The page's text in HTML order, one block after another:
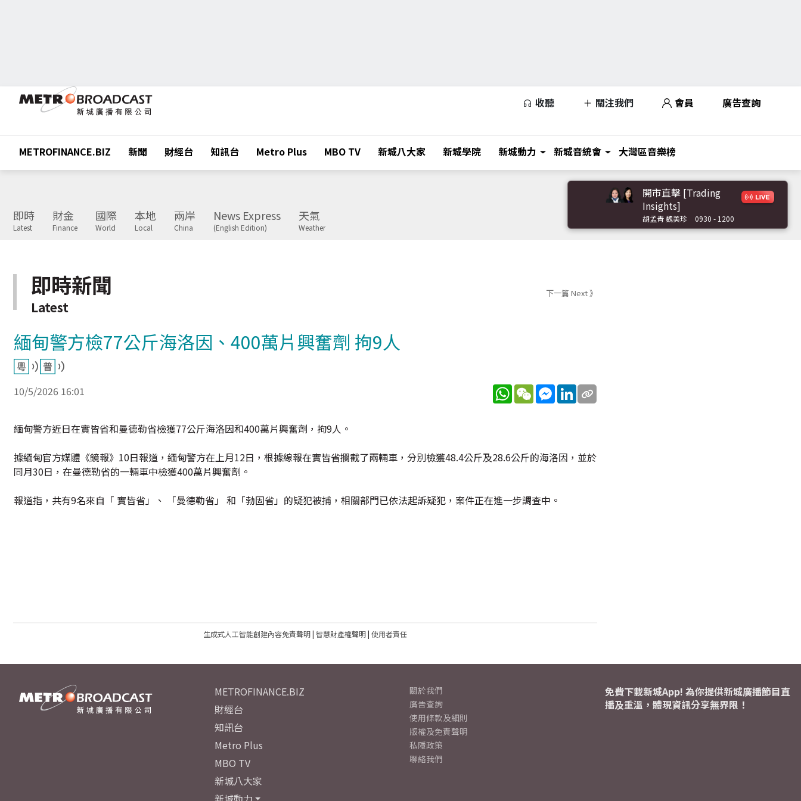
收聽 關注我們 會員 廣告查詢
METROFINANCE.BIZ 新聞 財經台 知訊台 Metro Plus MBO TV 新城八大家 新城學院 新城動力 新城音統會 大灣區音樂榜
即時
Latest
財金
Finance
國際
World
本地
Local
兩岸
China
News Express
(English Edition)
天氣
Weather
開市直擊 [Trading
Insights]
胡孟青 魏美珍 0930 - 1200
即時新聞
Latest
下一篇 Next 》
緬甸警方檢77公斤海洛因、400萬片興奮劑 拘9人
10/5/2026 16:01 WhatsApp
WeChatMessenger
LinkedIn
緬甸警方近日在實皆省和曼德勒省檢獲77公斤海洛因和400萬片興奮劑，拘9人。
據緬甸官方媒體《鏡報》10日報道，緬甸警方在上月12日，根據線報在實皆省攔截了兩輛車，分別檢獲48.4公斤及28.6公斤的海洛因，並於
同月30日，在曼德勒省的一輛車中檢獲400萬片興奮劑。
報道指，共有9名來自「 實皆省」、 「曼德勒省」 和「勃固省」的疑犯被捕，相關部門已依法起訴疑犯，案件正在進一步調查中。
生成式人工智能創建內容免責聲明| 智慧財產權聲明| 使用者責任
METROFINANCE.BIZ
財經台
知訊台
Metro Plus
MBO TV
新城八大家
關於我們
廣告查詢
使用條款及細則
版權及免責聲明
私隱政策
聯絡我們
免費下載新城App! 為你提供新城廣播節目直
播及重溫，體現資訊分享無界限！